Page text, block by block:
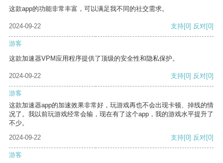
这款app的功能非常丰富，可以满足我不同的社交需求。
2024-09-22 支持[0] 反对[0]
游客
这款加速器VPM应用程序提供了顶级的安全性和隐私保护。
2024-09-22 支持[0] 反对[0]
游客
这款加速器app的加速效果非常好，玩游戏再也不会出现卡顿、掉线的情
况了。我以前玩游戏经常会输，现在有了这个app，我的游戏水平提升了
不少。
2024-09-22
支持[0] 反对[0]
游客